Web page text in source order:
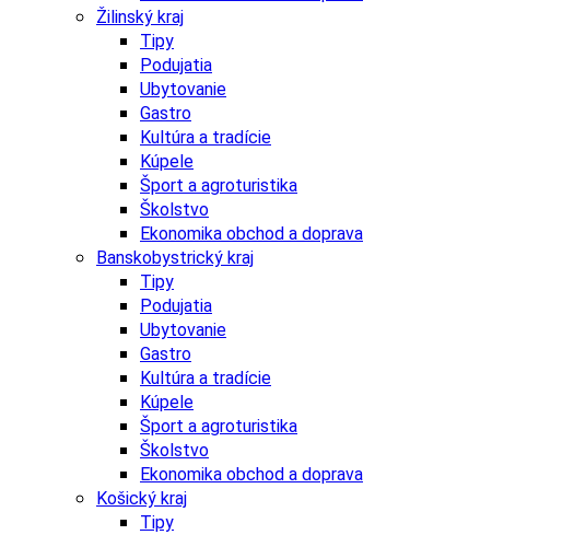
Žilinský kraj
Tipy
Podujatia
Ubytovanie
Gastro
Kultúra a tradície
Kúpele
Šport a agroturistika
Školstvo
Ekonomika obchod a doprava
Banskobystrický kraj
Tipy
Podujatia
Ubytovanie
Gastro
Kultúra a tradície
Kúpele
Šport a agroturistika
Školstvo
Ekonomika obchod a doprava
Košický kraj
Tipy